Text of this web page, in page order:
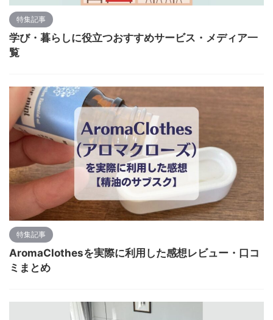
特集記事
学び・暮らしに役立つおすすめサービス・メディア一
覧
特集記事
AromaClothesを実際に利用した感想レビュー・口コ
ミまとめ